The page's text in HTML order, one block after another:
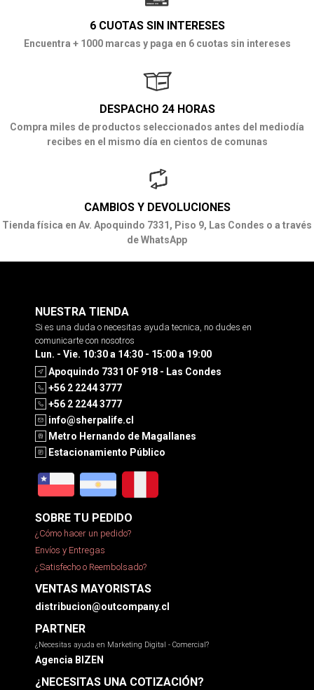
6 CUOTAS SIN INTERESES
Encuentra + 1000 marcas y paga en 6 cuotas sin intereses
DESPACHO 24 HORAS
Compra miles de productos seleccionados antes del mediodía
recibes en el mismo día en cientos de comunas
CAMBIOS Y DEVOLUCIONES
Tienda física en Av. Apoquindo 7331, Piso 9, Las Condes o a través
de WhatsApp
NUESTRA TIENDA
Si es una duda o necesitas ayuda tecnica, no dudes en
comunicarte con nosotros
Lun. - Vie. 10:30 a 14:30 - 15:00 a 19:00
Apoquindo 7331 OF 918 - Las Condes
+56 2 2244 3777
+56 2 2244 3777
info@sherpalife.cl
Metro Hernando de Magallanes
Estacionamiento Público
SOBRE TU PEDIDO
¿Cómo hacer un pedido?
Envíos y Entregas
¿Satisfecho o Reembolsado?
VENTAS MAYORISTAS
distribucion@outcompany.cl
PARTNER
¿Necesitas ayuda en Marketing Digital - Comercial?
Agencia BIZEN
¿NECESITAS UNA COTIZACIÓN?